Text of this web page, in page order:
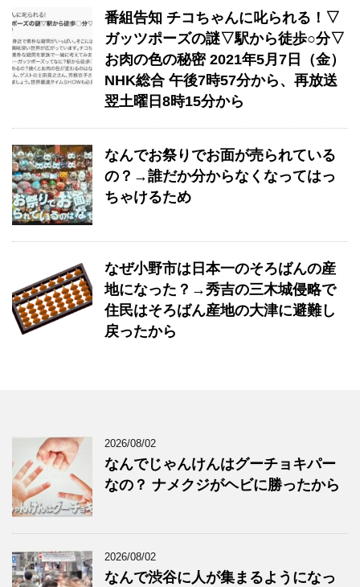
番組告知 チコちゃんに叱られる！▽
ガッツポーズの謎▽駅から徒歩○分▽
お肉の色の秘密 2021年5月7日（金）
NHK総合 午後7時57分から、再放送
翌土曜日8時15分から
なんでお祭りでお面が売られている
の？→誰だか分からなくなってはっ
ちゃけるため
なぜ小野市は日本一のそろばんの産
地になった？→秀吉の三木城侵略で
住民はそろばん産地の大津に避難し
戻ったから
2026/08/02
なんでじゃんけんはグーチョキパー
なの？ ナメクジがヘビに勝ったから
2026/08/02
なんで渋谷に人が集まるようになっ